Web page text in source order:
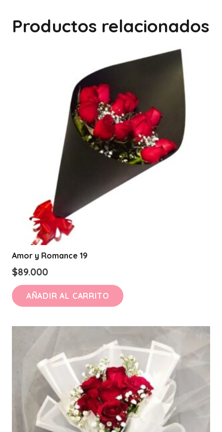
Productos relacionados
Amor y Romance 19
$89.000
AÑADIR AL CARRITO